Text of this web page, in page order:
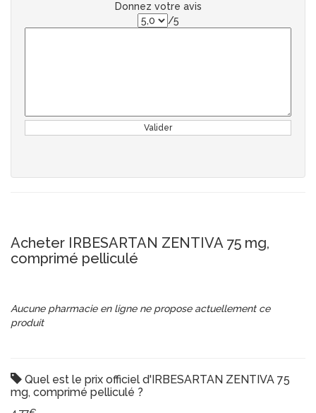
Donnez votre avis
/5
Valider
Acheter IRBESARTAN ZENTIVA 75 mg,
comprimé pelliculé
Aucune pharmacie en ligne ne propose actuellement ce
produit
Quel est le prix officiel d'IRBESARTAN ZENTIVA 75
mg, comprimé pelliculé ?